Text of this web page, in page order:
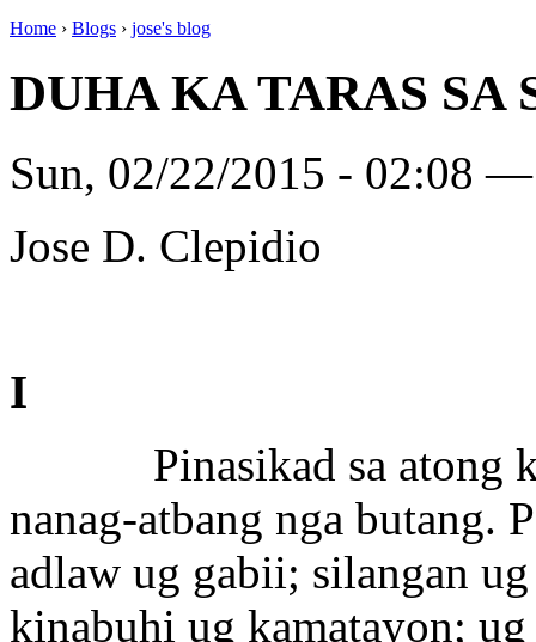
Home › Blogs › jose's blog
DUHA KA TARAS SA
Sun, 02/22/2015 - 02:08
Jose D. Clepidio
I
Pinasikad sa atong
nanag-atbang nga butang.
adlaw ug gabii; silangan
kinabuhi ug kamatayon; ug